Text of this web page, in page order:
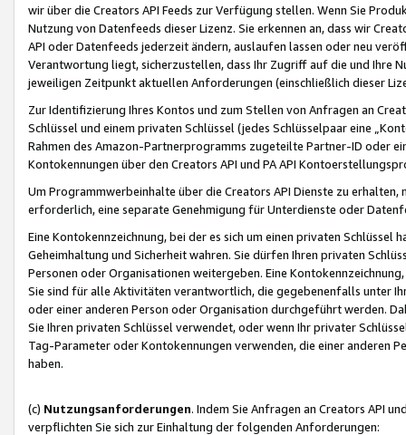
wir über die Creators API Feeds zur Verfügung stellen. Wenn Sie
Nutzung von Datenfeeds dieser Lizenz. Sie erkennen an, dass wir
API oder Datenfeeds jederzeit ändern, auslaufen lassen oder neu
Verantwortung liegt, sicherzustellen, dass Ihr Zugriff auf die und Ihre
jeweiligen Zeitpunkt aktuellen Anforderungen (einschließlich dieser
Zur Identifizierung Ihres Kontos und zum Stellen von Anfragen an
Schlüssel und einem privaten Schlüssel (jedes Schlüsselpaar eine
Rahmen des Amazon-Partnerprogramms zugeteilte Partner-ID oder
Kontokennungen über den Creators API und PA API
Um Programmwerbeinhalte über die Creators API Dienste zu
erforderlich, eine separate Genehmigung für Unterdienste oder
Eine Kontokennzeichnung, bei der es sich um einen privaten
Geheimhaltung und Sicherheit wahren. Sie dürfen Ihren privaten
Personen oder Organisationen weitergeben. Eine
Sie sind für alle Aktivitäten verantwortlich, die gegebenenfalls unter
oder einer anderen Person oder Organisation durchgeführt werden.
Sie Ihren privaten Schlüssel verwendet, oder wenn Ihr privater
Tag-Parameter oder Kontokennungen verwenden, die einer anderen
haben.
(c) Nutzungsanforderungen. Indem Sie Anfragen an Creators API
verpflichten Sie sich zur Einhaltung der folgenden Anforderungen: